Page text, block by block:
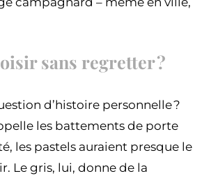
sans regretter ?
d’histoire personnelle ?
les battements de porte
les pastels auraient presque le
Le gris, lui, donne de la